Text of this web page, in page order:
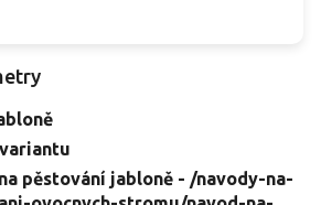
pěstování jabloně - /navody-na-